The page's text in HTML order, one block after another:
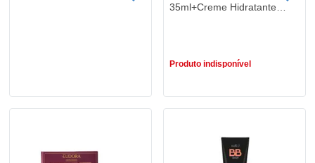
35ml+Creme Hidratante
Produto indisponível